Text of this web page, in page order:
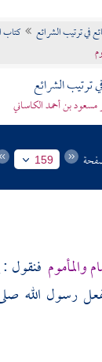
في ترتيب الشرائع
كتاب
ترتيب الشرائع
مسعود بن أحمد الكاساني
159
والمأموم فنقول :
رسول الله